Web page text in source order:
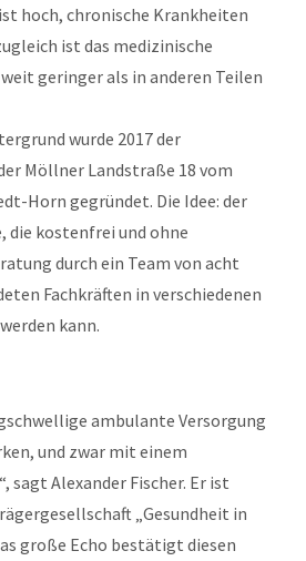
hoch, chronische Krankheiten
ist das medizinische
geringer als in anderen Teilen
wurde 2017 der
Möllner Landstraße 18 vom
Horn gegründet. Die Idee: der
die kostenfrei und ohne
durch ein Team von acht
Fachkräften in verschiedenen
kann.
ambulante Versorgung
und zwar mit einem
sagt Alexander Fischer. Er ist
„Gesundheit in
große Echo bestätigt diesen